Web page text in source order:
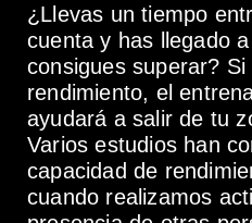
¿Llevas un tiempo
cuenta y has llegado
consigues superar?
rendimiento, el
ayudará a salir de tu
Varios estudios han
capacidad de
cuando realizamos